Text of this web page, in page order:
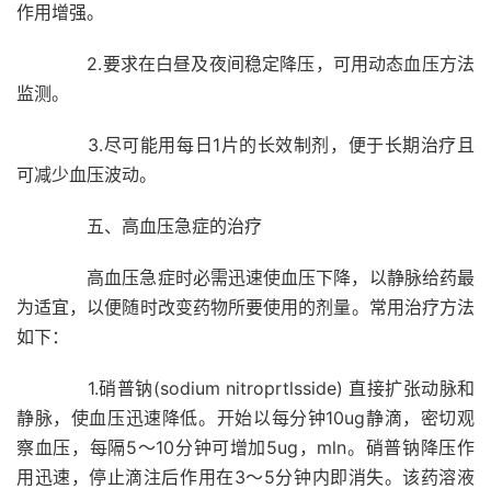
作用增强。
2.要求在白昼及夜间稳定降压，可用动态血压方法
监测。
3.尽可能用每日1片的长效制剂，便于长期治疗且
可减少血压波动。
五、高血压急症的治疗
高血压急症时必需迅速使血压下降，以静脉给药最
为适宜，以便随时改变药物所要使用的剂量。常用治疗方法
如下：
1.硝普钠(sodium nitroprtlsside) 直接扩张动脉和
静脉，使血压迅速降低。开始以每分钟10ug静滴，密切观
察血压，每隔5～10分钟可增加5ug，mln。硝普钠降压作
用迅速，停止滴注后作用在3～5分钟内即消失。该药溶液